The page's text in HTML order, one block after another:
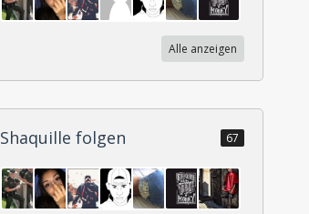
Alle anzeigen
Shaquille folgen 67